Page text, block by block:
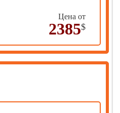
Цена от
2385$